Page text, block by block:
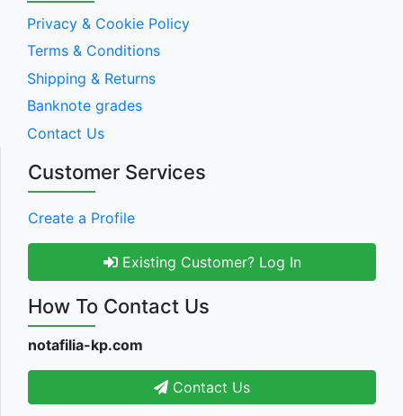
Privacy & Cookie Policy
Terms & Conditions
Shipping & Returns
Banknote grades
Contact Us
Customer Services
Create a Profile
Existing Customer? Log In
How To Contact Us
notafilia-kp.com
Contact Us